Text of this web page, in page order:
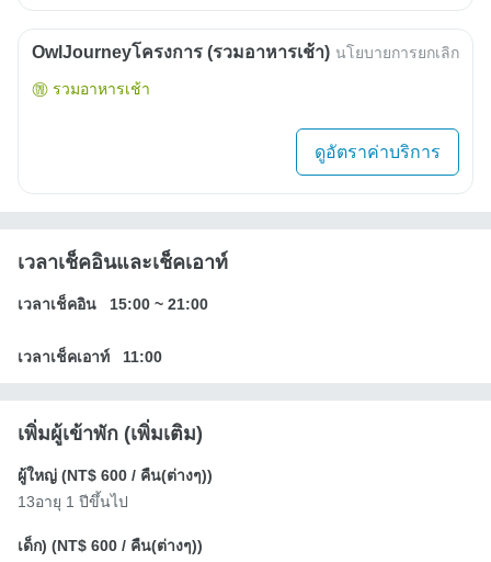
OwlJourneyโครงการ (รวมอาหารเช้า) นโยบายการยกเลิก
รวมอาหารเช้า
ดูอัตราค่าบริการ
เวลาเช็คอินและเช็คเอาท์
เวลาเช็คอิน 15:00 ~ 21:00
เวลาเช็คเอาท์ 11:00
เพิ่มผู้เข้าพัก (เพิ่มเติม)
ผู้ใหญ่ (NT$ 600 / คืน(ต่างๆ))
13อายุ 1 ปีขึ้นไป
เด็ก) (NT$ 600 / คืน(ต่างๆ))